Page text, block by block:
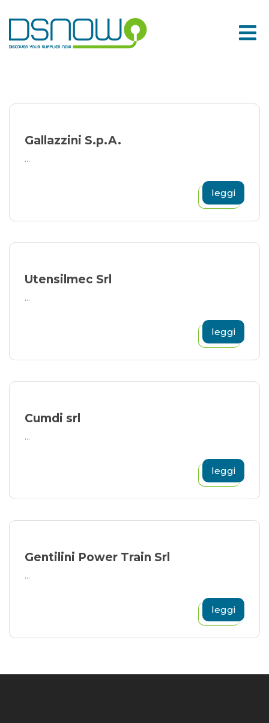
to
content
Gallazzini S.p.A.
...
leggi
Utensilmec Srl
...
leggi
Cumdi srl
...
leggi
Gentilini Power Train Srl
...
leggi